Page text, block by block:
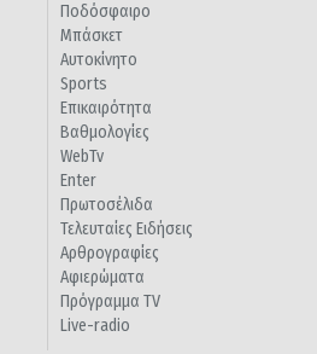
Ποδόσφαιρο
Μπάσκετ
Αυτοκίνητο
Sports
Επικαιρότητα
Βαθμολογίες
WebTv
Enter
Πρωτοσέλιδα
Τελευταίες Ειδήσεις
Αρθρογραφίες
Αφιερώματα
Πρόγραμμα TV
Live-radio